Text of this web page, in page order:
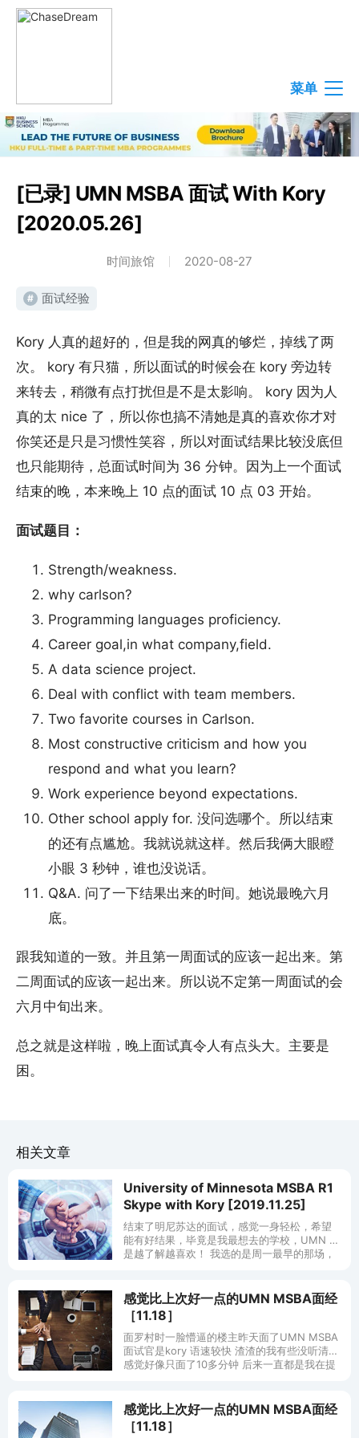
菜单
[已录] UMN MSBA 面试 With Kory
[2020.05.26]
时间旅馆 2020-08-27
# 面试经验
Kory 人真的超好的，但是我的网真的够烂，掉线了两
次。 kory 有只猫，所以面试的时候会在 kory 旁边转
来转去，稍微有点打扰但是不是太影响。 kory 因为人
真的太 nice 了，所以你也搞不清她是真的喜欢你才对
你笑还是只是习惯性笑容，所以对面试结果比较没底但
也只能期待，总面试时间为 36 分钟。因为上一个面试
结束的晚，本来晚上 10 点的面试 10 点 03 开始。
面试题目：
Strength/weakness.
why carlson?
Programming languages proficiency.
Career goal,in what company,field.
A data science project.
Deal with conflict with team members.
Two favorite courses in Carlson.
Most constructive criticism and how you
respond and what you learn?
Work experience beyond expectations.
Other school apply for. 没问选哪个。所以结束
的还有点尴尬。我就说就这样。然后我俩大眼瞪
小眼 3 秒钟，谁也没说话。
Q&A. 问了一下结果出来的时间。她说最晚六月
底。
跟我知道的一致。并且第一周面试的应该一起出来。第
二周面试的应该一起出来。所以说不定第一周面试的会
六月中旬出来。
总之就是这样啦，晚上面试真令人有点头大。主要是
困。
相关文章
University of Minnesota MSBA R1
Skype with Kory [2019.11.25]
结束了明尼苏达的面试，感觉一身轻松，希望
能有好结果，毕竟是我最想去的学校，UMN 真
是越了解越喜欢！ 我选的是周一最早的那场，
感觉比上次好一点的UMN MSBA面经
［11.18］
面罗村时一脸懵逼的楼主昨天面了UMN MSBA
面试官是kory 语速较快 渣渣的我有些没听清
感觉好像只面了10多分钟 后来一直都是我在提
感觉比上次好一点的UMN MSBA面经
［11.18］